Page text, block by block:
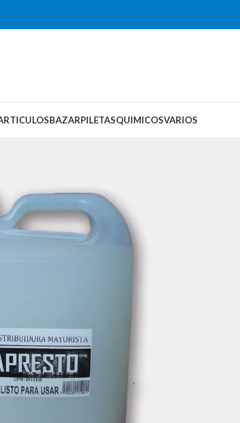
BAZARPILETASQUIMICOSVARIOS